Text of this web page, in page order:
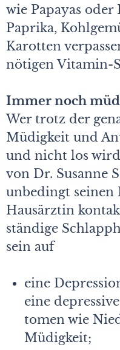
wie Papayas oder
Paprika,
Karotten
nötigen Vitamin-
Immer noch
Wer trotz der
Müdigkeit und
und nicht los
von Dr. Susanne
unbedingt seinen
Hausärztin
ständige
sein auf
eine
eine
tomen wie
Müdigkeit;